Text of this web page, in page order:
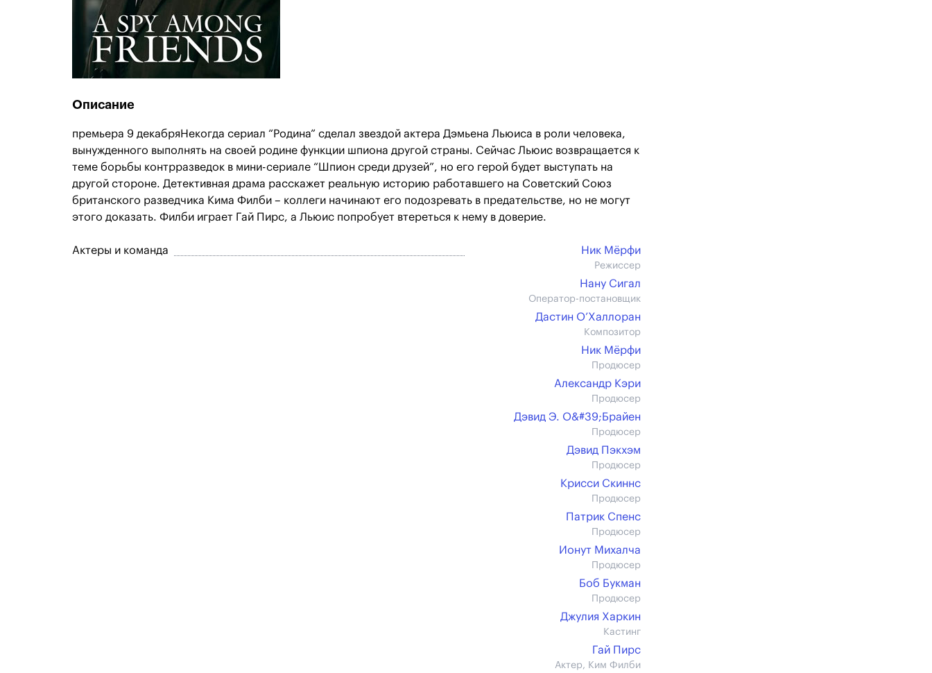
Описание
премьера 9 декабряНекогда сериал “Родина” сделал звездой актера Дэмьена Льюиса в роли человека,
вынужденного выполнять на своей родине функции шпиона другой страны. Сейчас Льюис возвращается к
теме борьбы контрразведок в мини-сериале “Шпион среди друзей”, но его герой будет выступать на
другой стороне. Детективная драма расскажет реальную историю работавшего на Советский Союз
британского разведчика Кима Филби – коллеги начинают его подозревать в предательстве, но не могут
этого доказать. Филби играет Гай Пирс, а Льюис попробует втереться к нему в доверие.
Актеры и команда Ник Мёрфи
Режиссер
Нану Сигал
Оператор-постановщик
Дастин О’Халлоран
Композитор
Ник Мёрфи
Продюсер
Александр Кэри
Продюсер
Дэвид Э. О&#39;Брайен
Продюсер
Дэвид Пэкхэм
Продюсер
Крисси Скиннс
Продюсер
Патрик Спенс
Продюсер
Ионут Михалча
Продюсер
Боб Букман
Продюсер
Джулия Харкин
Кастинг
Гай Пирс
Актер, Ким Филби